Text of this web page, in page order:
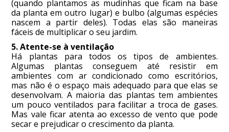
(quando plantamos as mudinhas que ficam na base
da planta em outro lugar) e bulbo (algumas espécies
nascem a partir deles). Todas elas são maneiras
fáceis de multiplicar o seu jardim.
5. Atente-se à ventilação
Há plantas para todos os tipos de ambientes.
Algumas plantas conseguem até resistir em
ambientes com ar condicionado como escritórios,
mas não é o espaço mais adequado para que elas se
desenvolvam. A maioria das plantas tem ambientes
um pouco ventilados para facilitar a troca de gases.
Mas vale ficar atenta ao excesso de vento que pode
secar e prejudicar o crescimento da planta.